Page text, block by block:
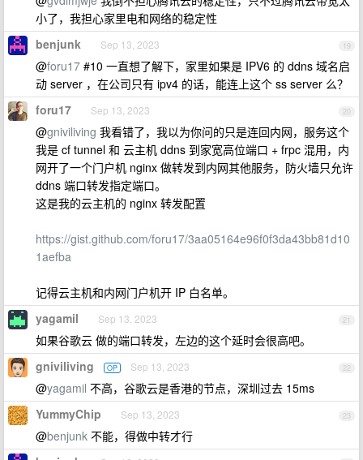
小了，我担心家里电和网络的稳定性
19
benjunk Sep 13, 2023
@foru17 #10 一直想了解下，家里如果是 IPV6 的 ddns 域名启
动 server ，在公司只有 ipv4 的话，能连上这个 ss server 么？
20
foru17 Sep 13, 2023
@gniviliving 我看错了，我以为你问的只是连回内网，服务这个
我是 cf tunnel 和 云主机 ddns 到家宽高位端口 + frpc 混用，内
网开了一个门户机 nginx 做转发到内网其他服务，防火墙只允许
ddns 端口转发指定端口。
这是我的云主机的 nginx 转发配置
https://gist.github.com/foru17/3aa05164e96f0f3da43bb81d10
1aefba
记得云主机和内网门户机开 IP 白名单。
21
yagamil Sep 13, 2023
如果谷歌云 做的端口转发，左边的这个延时会很高吧。
22
gniviliving OP Sep 13, 2023
@yagamil 不高，谷歌云是香港的节点，深圳过去 15ms
23
YummyChip Sep 13, 2023
@benjunk 不能，得做中转才行